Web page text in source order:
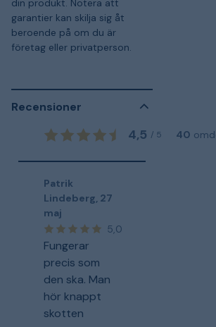
din produkt. Notera att
garantier kan skilja sig åt
beroende på om du är
företag eller privatperson.
Recensioner
4,5 / 5 40
Patrik
Lindeberg, 27
maj
5,0
Fungerar
precis som
den ska. Man
hör knappt
skotten